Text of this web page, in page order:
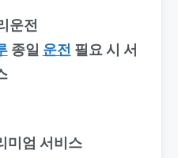
운전
종일 운전 필요 시 서
미엄 서비스